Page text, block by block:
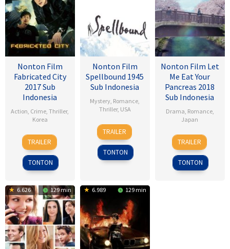
Nonton Film
Fabricated City
2017 Sub
Indonesia
Action, Crime,Thriller,
Korea
9
Feb
2017
Lee
Hu-
bin
TRAILER
TONTON
Nonton Film
Spellbound 1945
Sub Indonesia
Mystery, Romance,
Thriller, USA
8
Nov
1945
Alfred
Hitchcock
TRAILER
TONTON
Nonton Film Let
Me Eat Your
Pancreas 2018
Sub Indonesia
Drama, Romance,
Japan
28
Jul
2017
Sho
Tsukikawa
TRAILER
TONTON
6.626 129 min 6.989 129 min